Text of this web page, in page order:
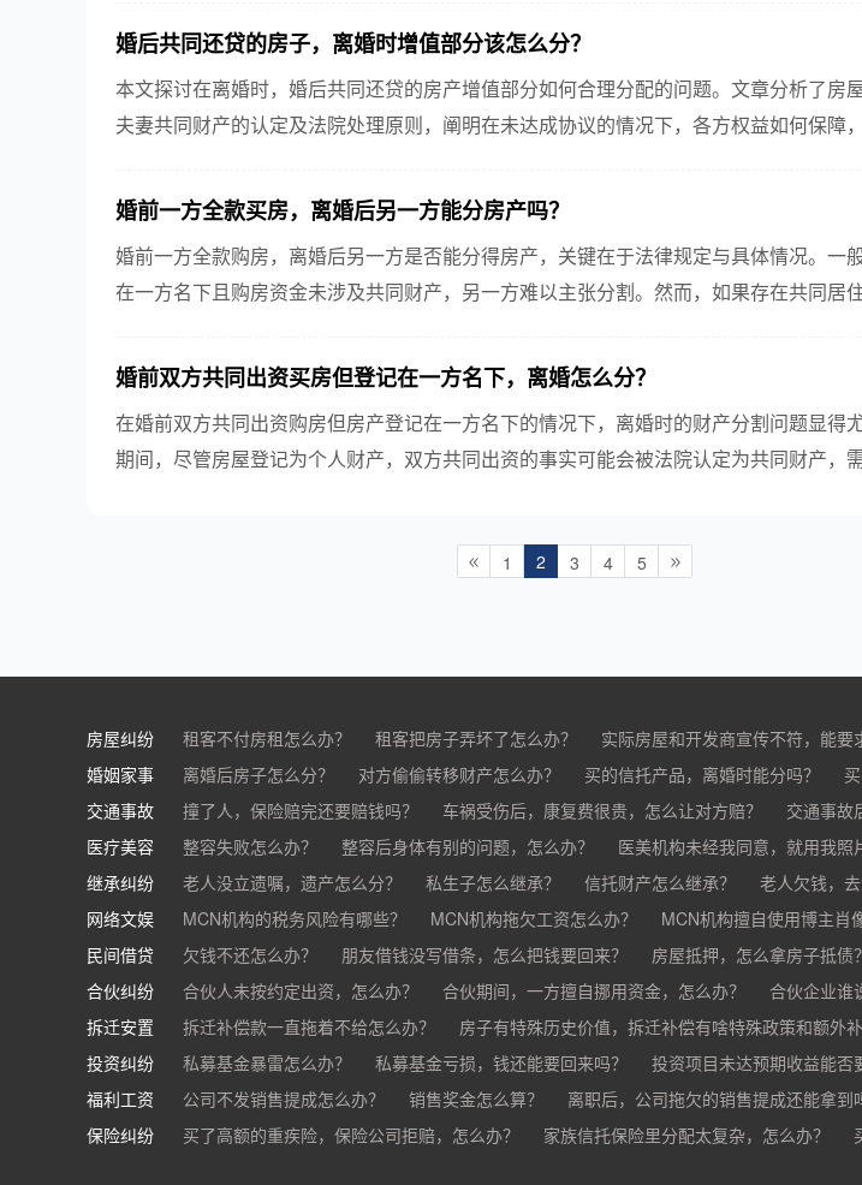
婚后共同还贷的房子，离婚时增值部分该怎么分？
本文探讨在离婚时，婚后共同还贷的房产增值部分如何合理分配的问题。文章分析了房
夫妻共同财产的认定及法院处理原则，阐明在未达成协议的情况下，各方权益如何保障
婚前一方全款买房，离婚后另一方能分房产吗？
婚前一方全款购房，离婚后另一方是否能分得房产，关键在于法律规定与具体情况。一
在一方名下且购房资金未涉及共同财产，另一方难以主张分割。然而，如果存在共同居
婚前双方共同出资买房但登记在一方名下，离婚怎么分？
在婚前双方共同出资购房但房产登记在一方名下的情况下，离婚时的财产分割问题显得
期间，尽管房屋登记为个人财产，双方共同出资的事实可能会被法院认定为共同财产，
1 2 3 4 5
房屋纠纷 租客不付房租怎么办？ 租客把房子弄坏了怎么办？ 实际房屋和开发商宣传不符，能要
房东不退押金怎么办？
买房的定金能退吗？ 买的房子有问题怎么办？ 买家跳单怎
婚姻家事
离婚后房子怎么分？ 对方偷偷转移财产怎么办？ 买的信托产品，离婚时能分吗？
离婚了公司股权怎么处理？
离婚后财产怎么分？
交通事故
撞了人，保险赔完还要赔钱吗？ 车祸受伤后，康复费很贵，怎么让对方赔？ 交通事故
交通事故中，医保和对方赔偿能同时拿吗？
车祸导致人死亡，怎么办？
医疗美容
整容失败怎么办？ 整容后身体有别的问题，怎么办？ 医美机构未经我同意，就用我照
医美机构宣传的与实际结果不符怎么办？
医疗事故怎么赔偿？ 手术失败怎么赔？
医疗器械出问题，怎么办？
继承纠纷
老人没立遗嘱，遗产怎么分？ 私生子怎么继承？ 信托财产怎么继承？ 老人欠钱，
基金怎么继承？
股票怎么继承？
网络文娱
MCN机构的税务风险有哪些？ MCN机构拖欠工资怎么办？ MCN机构擅自使用博主肖
抖音账号归谁？
民间借贷
欠钱不还怎么办？ 朋友借钱没写借条，怎么把钱要回来？ 房屋抵押，怎么拿房子抵债？
帮人担保借款，对方不还，我要承担全部责任吗？
合伙纠纷
合伙人未按约定出资，怎么办？ 合伙期间，一方擅自挪用资金，怎么办？ 合伙企业谁
和合伙人有矛盾，怎么办？
拆迁安置
拆迁补偿款一直拖着不给怎么办？ 房子有特殊历史价值，拆迁补偿有啥特殊政策和额外补
投资纠纷
私募基金暴雷怎么办？ 私募基金亏损，钱还能要回来吗？ 投资项目未达预期收益能否
福利工资
公司不发销售提成怎么办？ 销售奖金怎么算？ 离职后，公司拖欠的销售提成还能拿到
销售目标未完成，公司有权不发提成和奖金吗？
公司变更提成和奖金制度，之前的业绩
保险纠纷
买了高额的重疾险，保险公司拒赔，怎么办？ 家族信托保险里分配太复杂，怎么办？